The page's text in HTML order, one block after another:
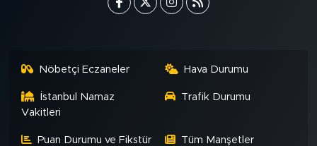
Nöbetçi Eczaneler Hava Durumu
İstanbul Namaz
Vakitleri
Trafik Durumu
Puan Durumu ve Fikstür Tüm Manşetler